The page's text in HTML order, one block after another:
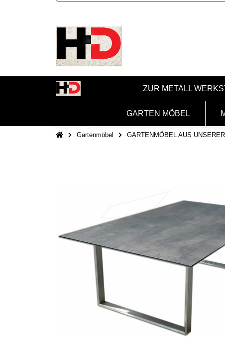
ZUR METALL
GARTEN MÖBEL
Gartenmöbel GARTENMÖBEL AUS